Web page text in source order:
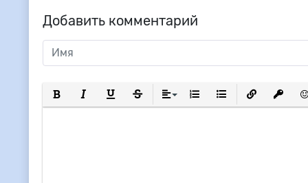
Добавить комментарий
Полужирный
КурсивПодчеркнутый
ЗачеркнутыйВыравнивание
Нумерованный список
Маркированный
Вставить